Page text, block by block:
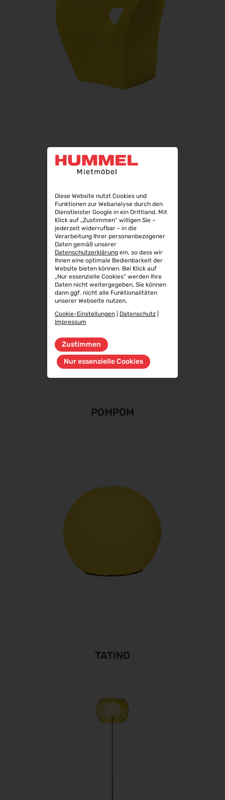
LOOP OUTDOOR
POMPOM
TATINO
Diese Website nutzt Cookies und
Funktionen zur Webanalyse durch den
Dienstleister Google in ein Drittland. Mit
Klick auf „Zustimmen“ willigen Sie –
jederzeit widerrufbar - in die
Verarbeitung Ihrer personenbezogener
Daten gemäß unserer
Datenschutzerklärung ein, so dass wir
Ihnen eine optimale Bedienbarkeit der
Website bieten können. Bei Klick auf
„Nur essenzielle Cookies“ werden Ihre
Daten nicht weitergegeben, Sie können
dann ggf. nicht alle Funktionalitäten
unserer Webseite nutzen.
Cookie-Einstellungen
Datenschutz
Impressum
Zustimmen
Nur essenzielle Cookies